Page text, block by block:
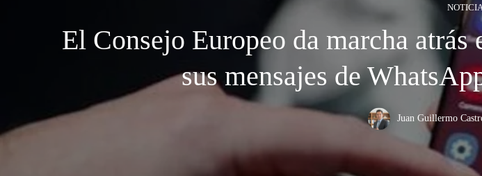
El Consejo Europeo da marcha
sus mensajes de
Juan Guillermo